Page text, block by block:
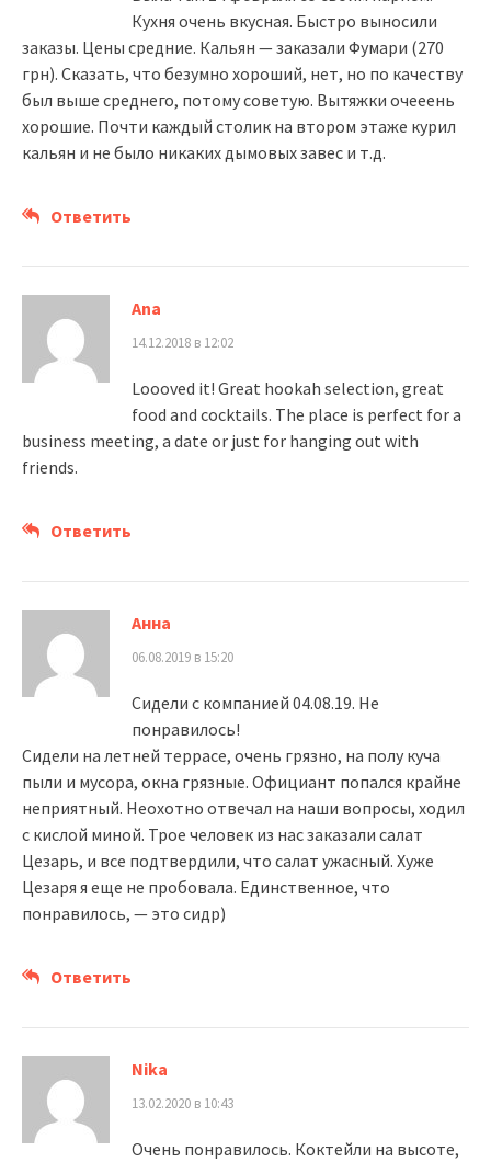
Кухня очень вкусная. Быстро выносили
заказы. Цены средние. Кальян — заказали Фумари (270
грн). Сказать, что безумно хороший, нет, но по качеству
был выше среднего, потому советую. Вытяжки очееень
хорошие. Почти каждый столик на втором этаже курил
кальян и не было никаких дымовых завес и т.д.
Ответить
Ana
14.12.2018 в 12:02
Loooved it! Great hookah selection, great
food and cocktails. The place is perfect for a
business meeting, a date or just for hanging out with
friends.
Ответить
Анна
06.08.2019 в 15:20
Сидели с компанией 04.08.19. Не
понравилось!
Сидели на летней террасе, очень грязно, на полу куча
пыли и мусора, окна грязные. Официант попался крайне
неприятный. Неохотно отвечал на наши вопросы, ходил
с кислой миной. Трое человек из нас заказали салат
Цезарь, и все подтвердили, что салат ужасный. Хуже
Цезаря я еще не пробовала. Единственное, что
понравилось, — это сидр)
Ответить
Nika
13.02.2020 в 10:43
Очень понравилось. Коктейли на высоте,